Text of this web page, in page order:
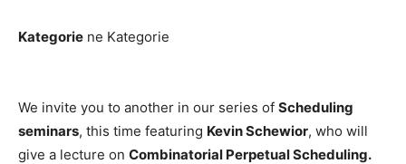
Kategorie ne Kategorie
We invite you to another in our series of Scheduling
seminars, this time featuring Kevin Schewior, who will
give a lecture on Combinatorial Perpetual Scheduling.